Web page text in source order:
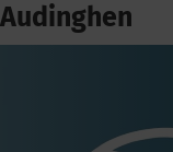
Audinghen